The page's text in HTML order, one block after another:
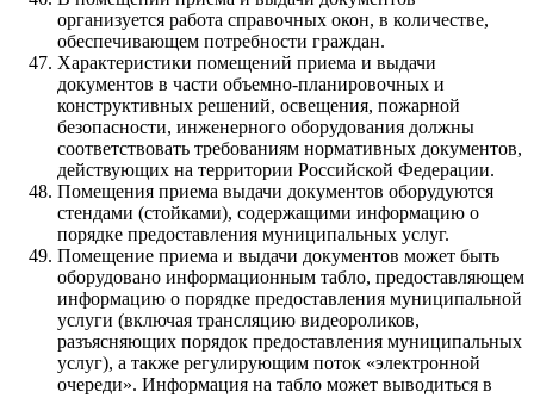
организуется работа справочных окон, в количестве,
обеспечивающем потребности граждан.
Характеристики помещений приема и выдачи
документов в части объемно-планировочных и
конструктивных решений, освещения, пожарной
безопасности, инженерного оборудования должны
соответствовать требованиям нормативных документов,
действующих на территории Российской Федерации.
Помещения приема выдачи документов оборудуются
стендами (стойками), содержащими информацию о
порядке предоставления муниципальных услуг.
Помещение приема и выдачи документов может быть
оборудовано информационным табло, предоставляющем
информацию о порядке предоставления муниципальной
услуги (включая трансляцию видеороликов,
разъясняющих порядок предоставления муниципальных
услуг), а также регулирующим поток «электронной
очереди». Информация на табло может выводиться в